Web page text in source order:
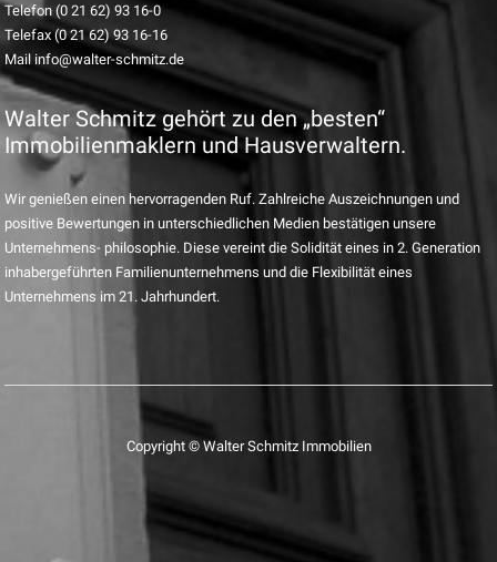
Telefon (0 21 62) 93 16-0
Telefax (0 21 62) 93 16-16
Mail info@walter-schmitz.de
Walter Schmitz gehört zu den „besten“
Immobilienmaklern und Hausverwaltern.
Wir genießen einen hervorragenden Ruf. Zahlreiche Auszeichnungen und
positive Bewertungen in unterschiedlichen Medien bestätigen unsere
Unternehmens- philosophie. Diese vereint die Solidität eines in 2. Generation
inhabergeführten Familienunternehmens und die Flexibilität eines
Unternehmens im 21. Jahrhundert.
Copyright © Walter Schmitz Immobilien